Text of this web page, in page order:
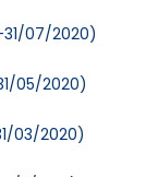
07/2020)
05/2020)
03/2020)